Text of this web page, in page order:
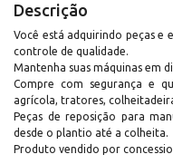
Descrição
Você está adquirindo peças e
controle de qualidade.
Mantenha suas máquinas em
Compre com segurança e
agrícola, tratores,
Peças de reposição para
desde o plantio até a colheita.
Produto vendido por